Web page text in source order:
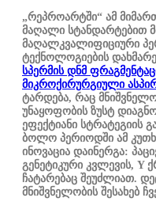
„რეპროარტში“ ამ
მაღალი სტანდარტებით
მაღალკვალიფიციური
ტექნოლოგიების
სპერმის დნმ
მიკროქირურგიული
ტარდება, რაც
უნაყოფობის ზუსტ
ეფექტიანი სტრატეგიის
ბოლო პერიოდში ამ
ინოვაცია დაინერგა:
გენეტიკური კვლევის, Y
ჩატარებაც შეუძლიათ.
მნიშვნელობის შესახებ